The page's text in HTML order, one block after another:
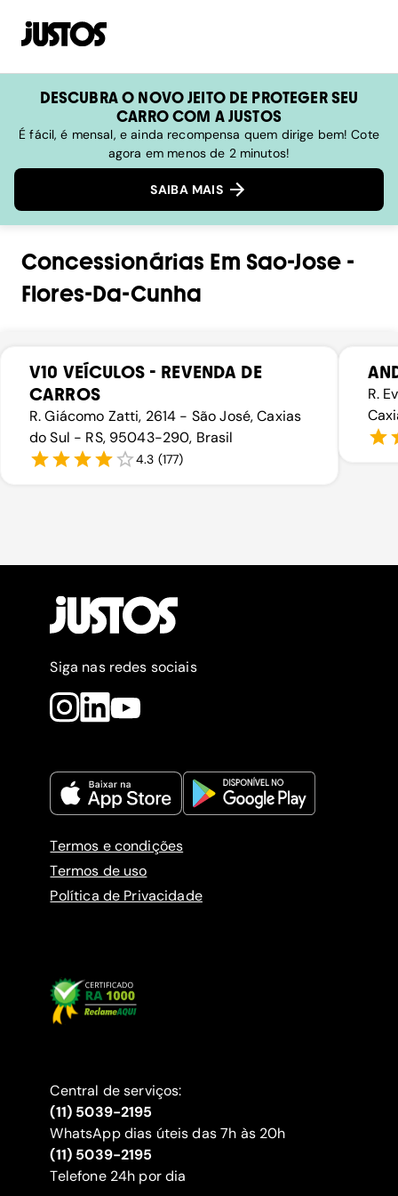
DESCUBRA O NOVO JEITO DE PROTEGER SEU
CARRO COM A JUSTOS
É fácil, é mensal, e ainda recompensa quem dirige bem! Cote
agora em menos de 2 minutos!
SAIBA MAIS
Concessionárias Em Sao-Jose -
Flores-Da-Cunha
V10 VEÍCULOS - REVENDA DE
CARROS
R. Giácomo Zatti, 2614 - São José, Caxias
do Sul - RS, 95043-290, Brasil
4.3 (177)
R.
Siga nas redes sociais
Termos e condições
Termos de uso
Política de Privacidade
Central de serviços:
(11) 5039-2195
WhatsApp dias úteis das 7h às 20h
(11) 5039-2195
‍Telefone 24h por dia